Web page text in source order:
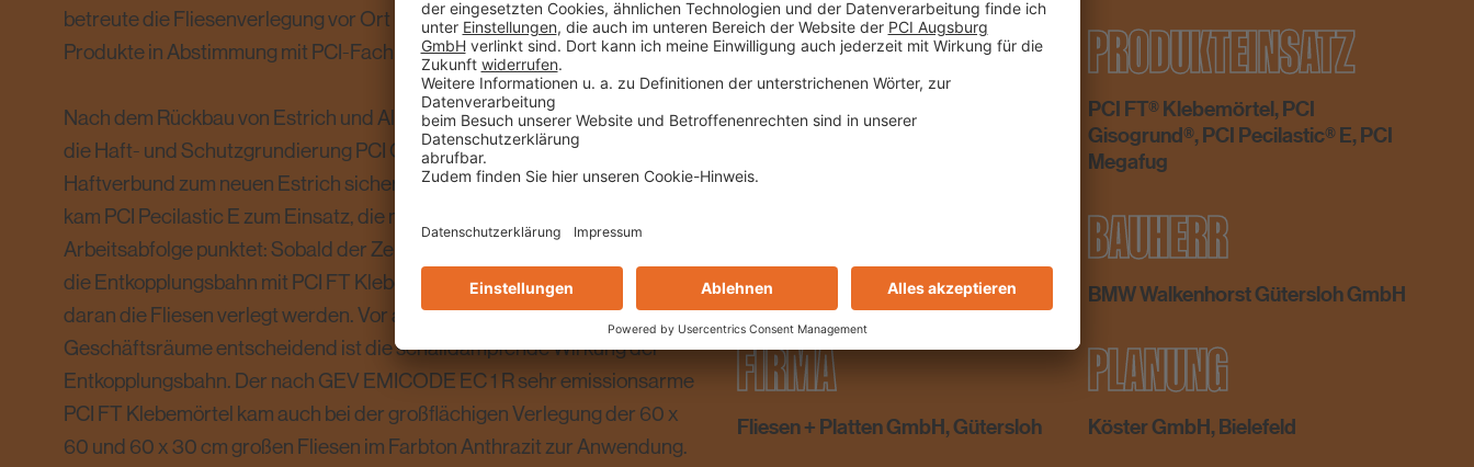
betreute die Fliesenverlegung vor Ort und lieferte die passenden
Produkte in Abstimmung mit PCI-Fachberater Manfred König.
Nach dem Rückbau von Estrich und Altfliesen brachten die Fliesenleger
die Haft- und Schutzgrundierung PCI Gisogrund auf, um den optimalen
Haftverbund zum neuen Estrich sicherzustellen. Als Entkopplungsbahn
kam PCI Pecilastic E zum Einsatz, die mit einer extrem schnellen
Arbeitsabfolge punktet: Sobald der Zementestrich begehbar war, konnte
die Entkopplungsbahn mit PCI FT Klebemörtel verklebt und im Anschluss
daran die Fliesen verlegt werden. Vor allem für stark frequentierte
Geschäftsräume entscheidend ist die schalldämpfende Wirkung der
Entkopplungsbahn. Der nach GEV EMICODE EC 1 R sehr emissionsarme
PCI FT Klebemörtel kam auch bei der großflächigen Verlegung der 60 x
60 und 60 x 30 cm großen Fliesen im Farbton Anthrazit zur Anwendung.
OBJEKTGRÖSSE
ca. 2.000 m²
PRODUKTEINSATZ
PCI FT® Klebemörtel, PCI
Gisogrund®, PCI Pecilastic® E, PCI
Megafug
Denis Heinrich
BAUHERR
BMW Walkenhorst Gütersloh GmbH
FIRMA
Fliesen + Platten GmbH, Gütersloh
PLANUNG
Köster GmbH, Bielefeld